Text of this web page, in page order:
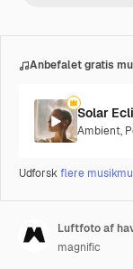
Anbefalet gratis
Solar
Ambient,
Udforskflere
magnific